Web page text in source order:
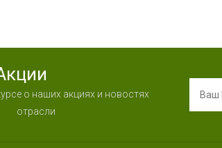
о наших акциях и новостях
отрасли